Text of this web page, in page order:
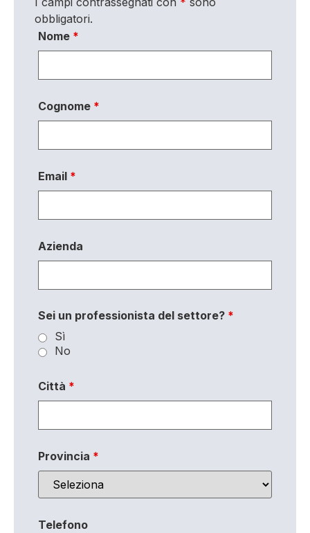
obbligatori.
Nome *
Cognome *
Email *
Azienda
Sei un professionista del settore? *
Sì
No
Città *
Provincia *
Telefono